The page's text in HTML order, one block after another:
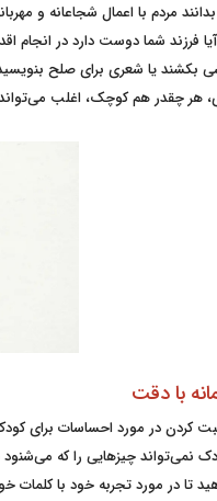
مردم با اعمال شجاعانه و
فرزند شما دوست دارد در انجام
بکشند یا شعری برای صلح
هر چقدر هم کوچک، اغلب
کردن در مورد احساسات برای
نمی‌تواند چیزهایی را که می‌شنود
تا در مورد تجربه خود با